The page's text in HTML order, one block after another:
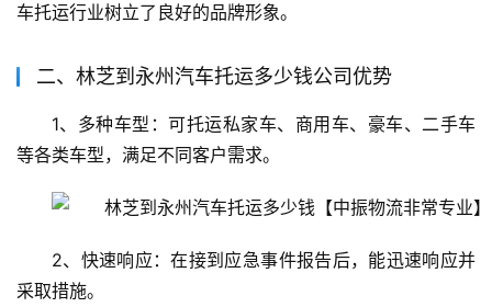
车托运行业树立了良好的品牌形象。
二、林芝到永州汽车托运多少钱公司优势
1、多种车型：可托运私家车、商用车、豪车、二手车
等各类车型，满足不同客户需求。
2、快速响应：在接到应急事件报告后，能迅速响应并
采取措施。